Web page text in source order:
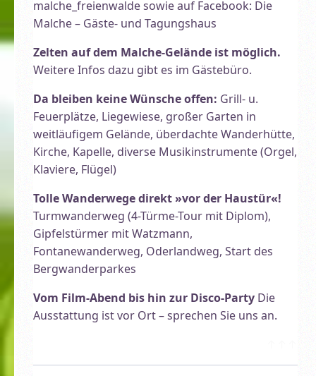
malche_freienwalde sowie auf Facebook: Die
Malche – Gäste- und Tagungshaus
Zelten auf dem Malche-Gelände ist möglich.
Weitere Infos dazu gibt es im Gästebüro.
Da bleiben keine Wünsche offen: Grill- u.
Feuerplätze, Liegewiese, großer Garten in
weitläufigem Gelände, überdachte Wanderhütte,
Kirche, Kapelle, diverse Musikinstrumente (Orgel,
Klaviere, Flügel)
Tolle Wanderwege direkt »vor der Haustür«!
Turmwanderweg (4-Türme-Tour mit Diplom),
Gipfelstürmer mit Watzmann,
Fontanewanderweg, Oderlandweg, Start des
Bergwanderparkes
Vom Film-Abend bis hin zur Disco-Party Die
Ausstattung ist vor Ort – sprechen Sie uns an.